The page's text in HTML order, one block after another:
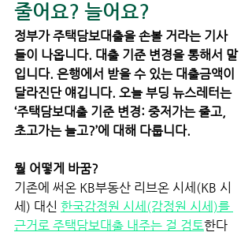
줄어요? 늘어요?
정부가 주택담보대출을 손볼 거라는 기사
들이 나옵니다. 대출 기준 변경을 통해서 말
입니다. 은행에서 받을 수 있는 대출금액이
달라진단 얘깁니다. 오늘 부딩 뉴스레터는
‘주택담보대출 기준 변경: 중저가는 줄고,
초고가는 늘고?’에 대해 다룹니다.
뭘 어떻게 바꿈?
기존에 써온 KB부동산 리브온 시세(KB 시
세) 대신 한국감정원 시세(감정원 시세)를
근거로 주택담보대출 내주는 걸 검토한다